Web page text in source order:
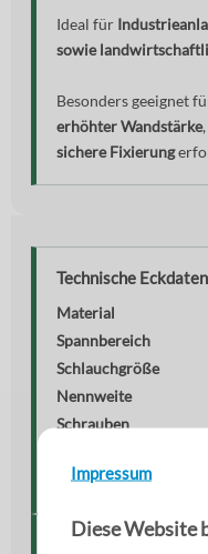
Impressum
Diese Website
Ideal für
sowie
Besonders geeignet
erhöhter Wandstärke
sichere Fixierung
Technische Eckdaten
Material
Spannbereich
Schlauchgröße
Nennweite
Schrauben
Norm